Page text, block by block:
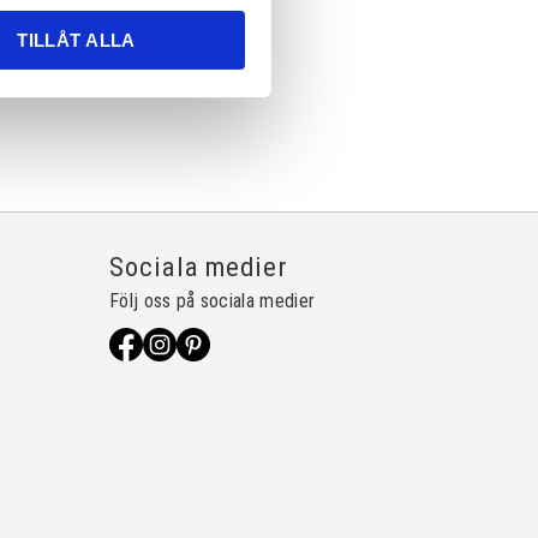
TILLÅT ALLA
Sociala medier
Följ oss på sociala medier